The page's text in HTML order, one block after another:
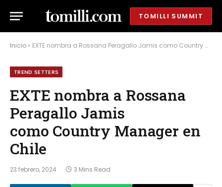
TOMILLI SUMMIT
Inicio » EXTE nombra a Rossana Peragallo Jamis como Country Manager en Chile
TREND SETTERS
EXTE nombra a Rossana
Peragallo Jamis
como Country Manager en
Chile
23 febrero, 2024 3 Mins Read